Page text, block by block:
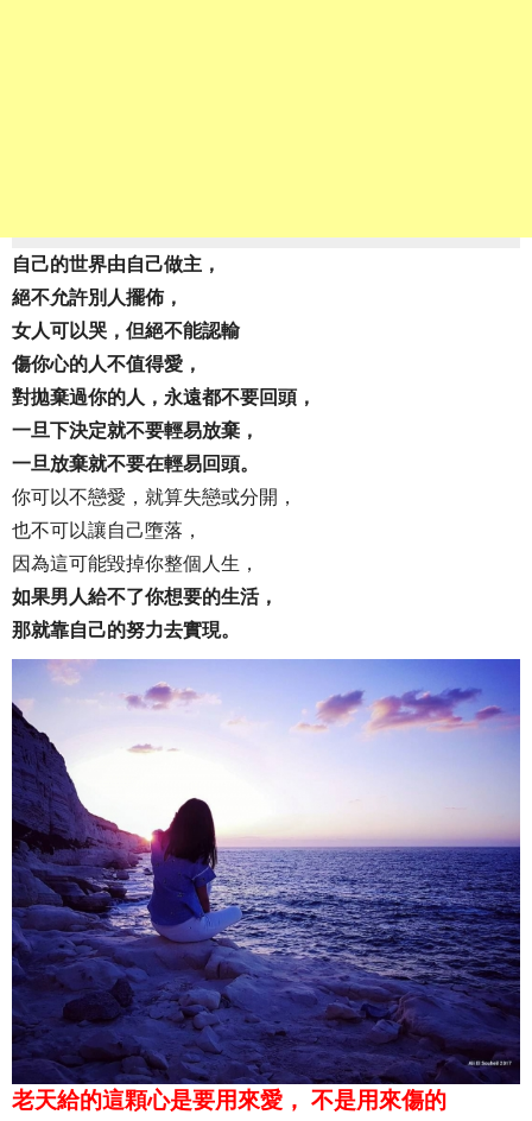
自己的世界由自己做主，
絕不允許別人擺佈，
女人可以哭，但絕不能認輸
傷你心的人不值得愛，
對拋棄過你的人，永遠都不要回頭，
一旦下決定就不要輕易放棄，
一旦放棄就不要在輕易回頭。
你可以不戀愛，就算失戀或分開，
也不可以讓自己墮落，
因為這可能毀掉你整個人生，
如果男人給不了你想要的生活，
那就靠自己的努力去實現。
老天給的這顆心是要用來愛， 不是用來傷的